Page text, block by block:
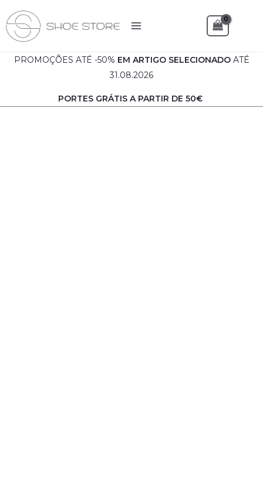
to
content
PROMOÇÕES ATÉ -50% EM ARTIGO SELECIONADO ATÉ
31.08.2026
PORTES GRÁTIS A PARTIR DE 50€